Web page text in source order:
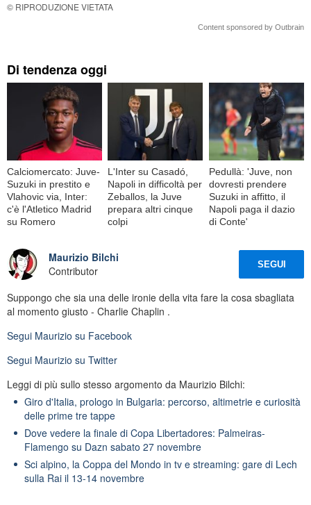
© RIPRODUZIONE VIETATA
Content sponsored by Outbrain
Di tendenza oggi
Calciomercato: Juve-
Suzuki in prestito e
Vlahovic via, Inter:
c'è l'Atletico Madrid
su Romero
L'Inter su Casadó,
Napoli in difficoltà per
Zeballos, la Juve
prepara altri cinque
colpi
Pedullà: 'Juve, non
dovresti prendere
Suzuki in affitto, il
Napoli paga il dazio
di Conte'
Maurizio Bilchi
Contributor
SEGUI
Suppongo che sia una delle ironie della vita fare la cosa sbagliata
al momento giusto - Charlie Chaplin .
Segui Maurizio su Facebook
Segui Maurizio su Twitter
Leggi di più sullo stesso argomento da Maurizio Bilchi:
Giro d'Italia, prologo in Bulgaria: percorso, altimetrie e curiosità
delle prime tre tappe
Dove vedere la finale di Copa Libertadores: Palmeiras-
Flamengo su Dazn sabato 27 novembre
Sci alpino, la Coppa del Mondo in tv e streaming: gare di Lech
sulla Rai il 13-14 novembre